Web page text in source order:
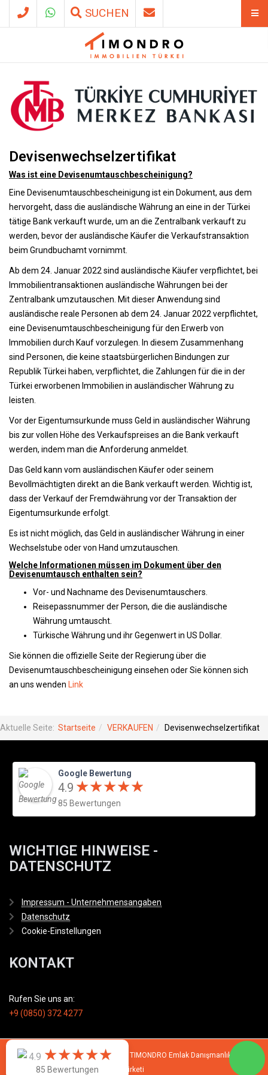
SUCHEN
Devisenwechselzertifikat
Was ist eine Devisenumtauschbescheinigung?
Eine Devisenumtauschbescheinigung ist ein Dokument, aus dem
hervorgeht, dass die ausländische Währung an eine in der Türkei
tätige Bank verkauft wurde, um an die Zentralbank verkauft zu
werden, bevor der ausländische Käufer die Verkaufstransaktion
beim Grundbuchamt vornimmt.
Ab dem 24. Januar 2022 sind ausländische Käufer verpflichtet, bei
Immobilientransaktionen ausländische Währungen bei der
Zentralbank umzutauschen. Mit dieser Anwendung sind
ausländische reale Personen ab dem 24. Januar 2022 verpflichtet,
eine Devisenumtauschbescheinigung für den Erwerb von
Immobilien durch Kauf vorzulegen. In diesem Zusammenhang
sind Personen, die keine staatsbürgerlichen Bindungen zur
Republik Türkei haben, verpflichtet, die Zahlungen für die in der
Türkei erworbenen Immobilien in ausländischer Währung zu
leisten.
Vor der Eigentumsurkunde muss Geld in ausländischer Währung
bis zur vollen Höhe des Verkaufspreises an die Bank verkauft
werden, indem man die Anforderung anmeldet.
Das Geld kann vom ausländischen Käufer oder seinem
Bevollmächtigten direkt an die Bank verkauft werden. Wichtig ist,
dass der Verkauf der Fremdwährung vor der Transaktion der
Eigentumsurkunde erfolgt.
Es ist nicht möglich, das Geld in ausländischer Währung in einer
Wechselstube oder von Hand umzutauschen.
Welche Informationen müssen im Dokument über den
Devisenumtausch enthalten sein?
Vor- und Nachname des Devisenumtauschers.
Reisepassnummer der Person, die die ausländische
Währung umtauscht.
Türkische Währung und ihr Gegenwert in US Dollar.
Sie können die offizielle Seite der Regierung über die
Devisenumtauschbescheinigung einsehen oder Sie können sich
an uns wenden Link
Aktuelle Seite: Startseite VERKAUFEN Devisenwechselzertifikat
Google Bewertung
4.9 ★★★★★
★★★★★
85 Bewertungen
4.9 ★★★★★
★★★★★
85 Bewertungen
WICHTIGE HINWEISE -
DATENSCHUTZ
Impressum - Unternehmensangaben
Datenschutz
Cookie-Einstellungen
KONTAKT
Rufen Sie uns an:
+9 (0850) 372 4277
© 2007 - 2026 All rights reserved by TIMONDRO Emlak Danışmanlık Limited
Şirketi